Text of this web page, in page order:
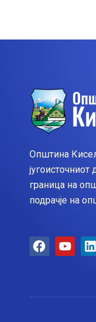
Општина
граница на
подрачје на
F
a
Y
o
L
i